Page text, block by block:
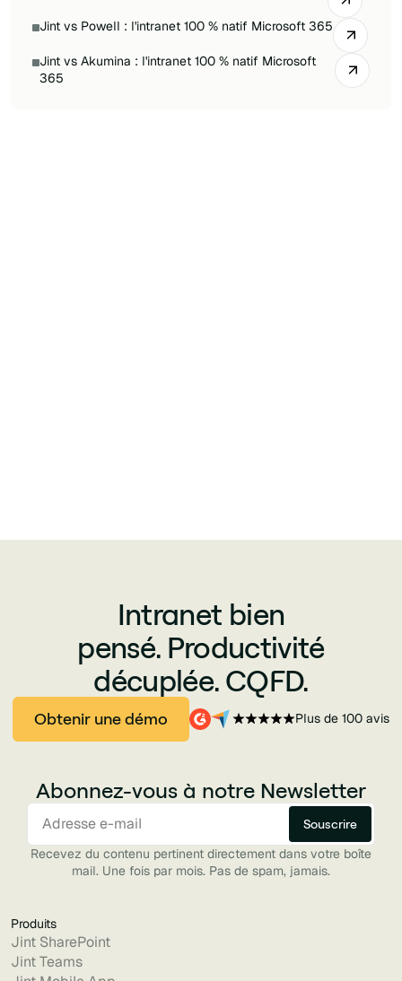
Jint vs Powell : l'intranet 100 % natif Microsoft 365
Jint vs Akumina : l'intranet 100 % natif Microsoft
365
Intranet bien
pensé. Productivité
décuplée. CQFD.
Obtenir une démo Plus de 100 avis
Abonnez-vous à notre Newsletter
Recevez du contenu pertinent directement dans votre boîte
mail. Une fois par mois. Pas de spam, jamais.
Produits
Jint SharePoint
Jint Teams